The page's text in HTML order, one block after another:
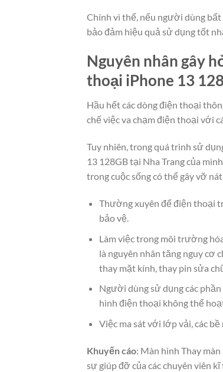
Chính vì thế, nếu người dùng
bảo đảm hiệu quả sử dụng tốt
Nguyên nhân gây
thoại iPhone 13
Hầu hết các dòng điện thoại
chế việc va chạm điện thoại với
Tuy nhiên, trong quá trình sử
13 128GB tại Nha Trang của
trong cuộc sống có thể gây vỡ
Thường xuyên để điện thoại
bảo vệ.
Làm việc trong môi trường
là nguyên nhân tăng nguy cơ
thay mặt kính, thay pin sửa
Người dùng sử dụng các
hình điện thoại không thể
Việc ma sát với lớp vải, các
Khuyến cáo: Màn hình Thay
sự giúp đỡ của các chuyên viên